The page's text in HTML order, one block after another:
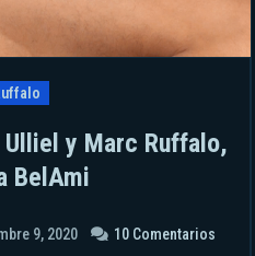
y Marc Ruffalo,
BelAmi
9, 2020 10 Comentarios